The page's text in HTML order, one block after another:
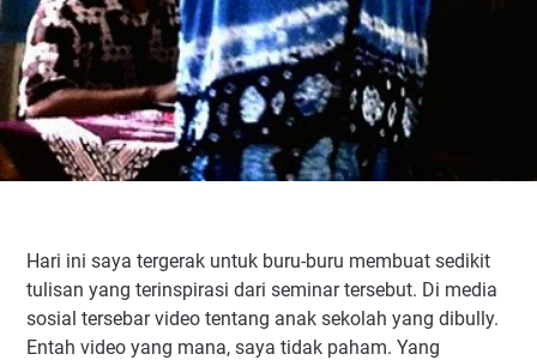
Hari ini saya tergerak untuk buru-buru membuat sedikit
tulisan yang terinspirasi dari seminar tersebut. Di media
sosial tersebar video tentang anak sekolah yang dibully.
Entah video yang mana, saya tidak paham. Yang